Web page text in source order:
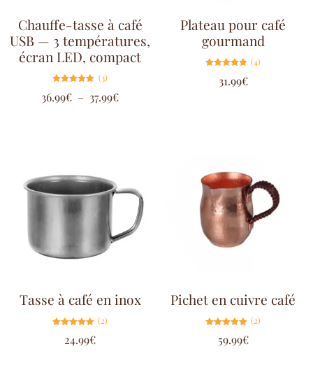
Chauffe-tasse à café
USB — 3 températures,
écran LED, compact
5.00
sur 5
(3)
36.99€ – 37.99€
Plateau pour café
gourmand
5.00
sur 5
(4)
31.99€
Tasse à café en inox
5.00
sur 5
(2)
24.99€
Pichet en cuivre café
5.00
sur 5
(2)
59.99€